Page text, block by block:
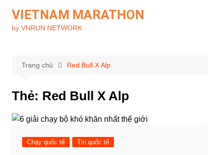
phần
VIETNAM MARATHON
by VNRUN NETWORK
Trang chủ Red Bull X Alp
Thẻ: Red Bull X Alp
Chạy quốc tế Tin quốc tế